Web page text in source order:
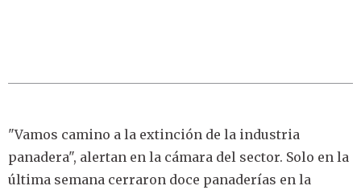
"Vamos camino a la extinción de la industria
panadera", alertan en la cámara del sector. Solo en la
última semana cerraron doce panaderías en la